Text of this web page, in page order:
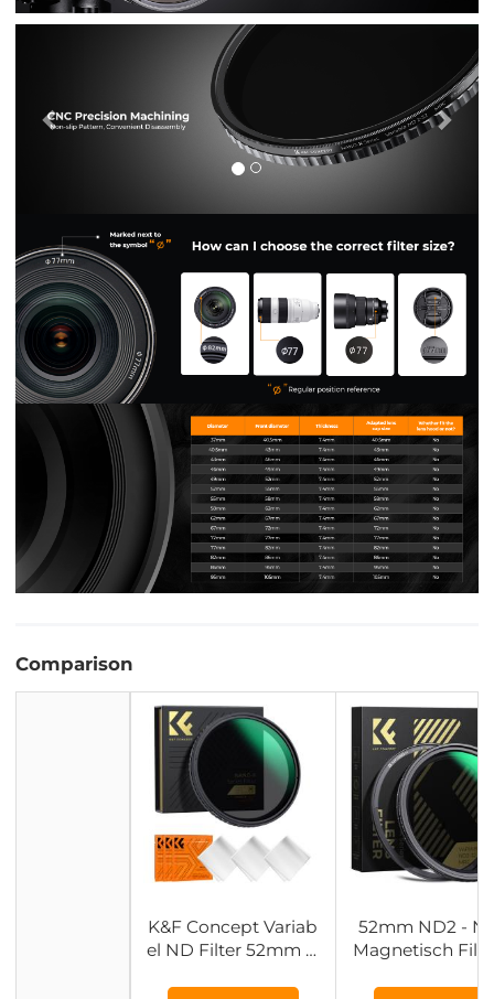
Comparison
K&F Concept Variab
el ND Filter 52mm N
52mm ND2 -
Magnetisch